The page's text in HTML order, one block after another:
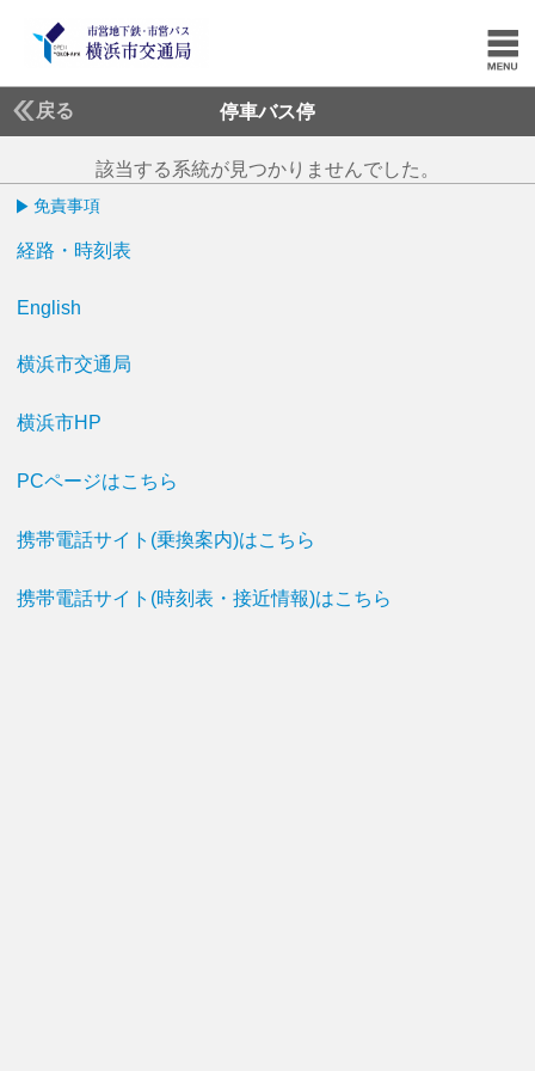
戻る 停車バス停
該当する系統が見つかりませんでした。
免責事項
経路・時刻表
English
横浜市交通局
横浜市HP
PCページはこちら
携帯電話サイト(乗換案内)はこちら
携帯電話サイト(時刻表・接近情報)はこちら